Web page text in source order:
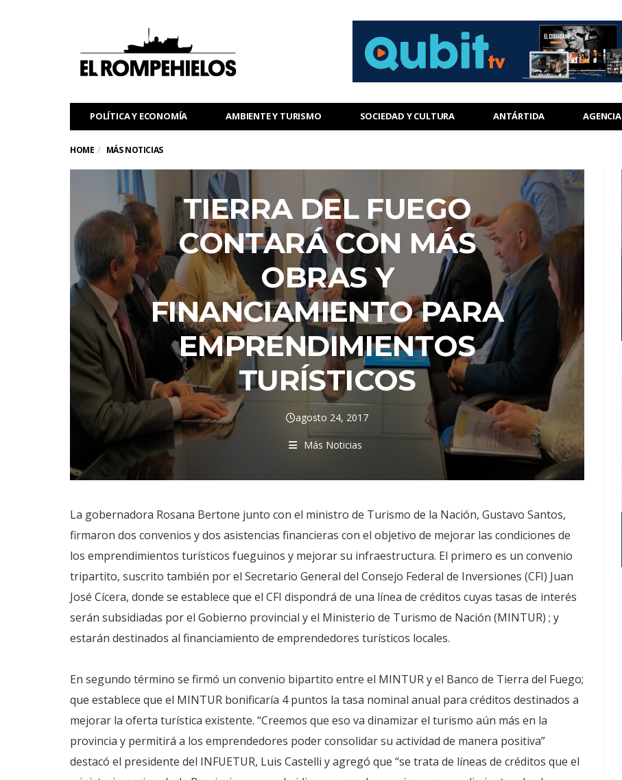
POLÍTICA Y ECONOMÍA AMBIENTE Y TURISMO SOCIEDAD Y CULTURA ANTÁRTIDA AGENCIA
HOME MÁS NOTICIAS
TIERRA DEL FUEGO
CONTARÁ CON MÁS
OBRAS Y
FINANCIAMIENTO PARA
EMPRENDIMIENTOS
TURÍSTICOS
agosto 24, 2017
Más Noticias
La gobernadora Rosana Bertone junto con el ministro de Turismo de la Nación, Gustavo Santos,
firmaron dos convenios y dos asistencias financieras con el objetivo de mejorar las condiciones de
los emprendimientos turísticos fueguinos y mejorar su infraestructura. El primero es un convenio
tripartito, suscrito también por el Secretario General del Consejo Federal de Inversiones (CFI) Juan
José Cícera, donde se establece que el CFI dispondrá de una línea de créditos cuyas tasas de interés
serán subsidiadas por el Gobierno provincial y el Ministerio de Turismo de Nación (MINTUR) ; y
estarán destinados al financiamiento de emprendedores turísticos locales.
En segundo término se firmó un convenio bipartito entre el MINTUR y el Banco de Tierra del Fuego;
que establece que el MINTUR bonificaría 4 puntos la tasa nominal anual para créditos destinados a
mejorar la oferta turística existente. “Creemos que eso va dinamizar el turismo aún más en la
provincia y permitirá a los emprendedores poder consolidar su actividad de manera positiva”
destacó el presidente del INFUETUR, Luis Castelli y agregó que “se trata de líneas de créditos que el